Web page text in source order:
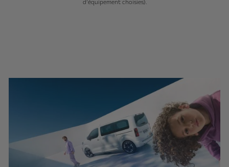
d’équipement choisies).